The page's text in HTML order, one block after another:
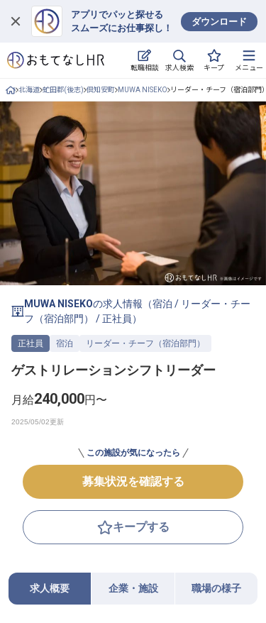
アプリでパッと探せる
スムーズにお仕事探し！
ダウンロード
転職相談 求人検索 キープ メニュー
ログイン
求人・施設を探す
キープした求人
就職・転職 合同説明会
おもてなしHRについて
ご利用の流れ
よくある質問
ホテル・宿泊業界情報コラム
無料 転職サポートに申し込む
採用をお考えの企業様へ
北海道 虻田郡(後志) 倶知安町 MUWA NISEKO リーダー・チーフ（宿泊部門
MUWA NISEKOの求人情報（宿泊 / リーダー・チー
フ（宿泊部門）
/正社員 ）
正社員 宿泊 リーダー・チーフ（宿泊部門）
ゲストリレーションシフトリーダー
月給240,000円〜
この施設が気になったら
募集状況を確認する
キープする
求人概要 企業・施設 職場の様子